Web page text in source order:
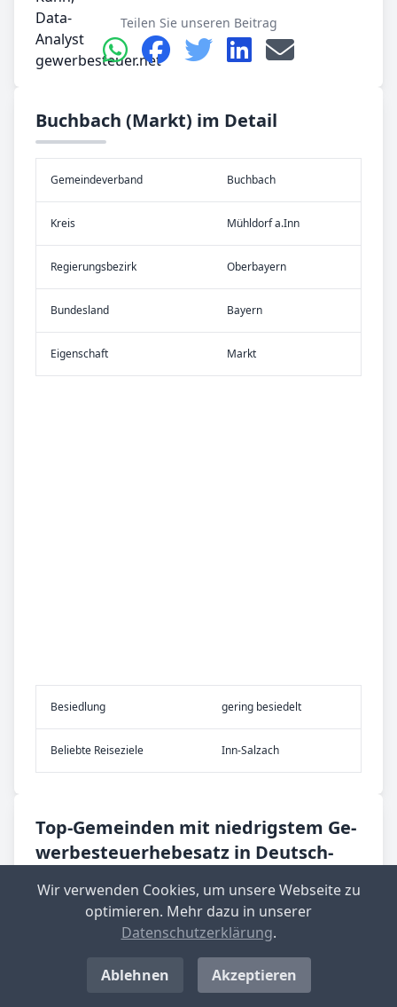
Teilen Sie unseren Beitrag
Buchbach (Markt) im Detail
Gemeinde­verband Buchbach
Kreis Mühldorf a.Inn
Re­gier­ungs­bezirk Oberbayern
Bundes­land Bayern
Eigen­schaft Markt
Be­sied­lung gering besiedelt
Be­lieb­te Rei­se­zie­le Inn-Salzach
Top-­Ge­mein­den mit nied­rig­stem Ge­
wer­be­steu­er­he­be­satz in Deutsch­
Langenwolschendorf
Aktueller Hebesatz: 200 %
Standort-Informationen aufrufen
Wir verwenden Cookies, um unsere Webseite zu
optimieren. Mehr dazu in unserer
Datenschutzerklärung.
Ablehnen Akzeptieren